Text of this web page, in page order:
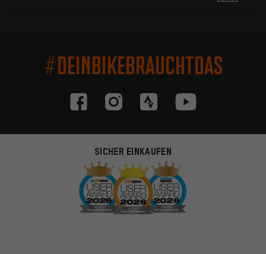
#DEINBIKEBRAUCHTDAS
SICHER EINKAUFEN